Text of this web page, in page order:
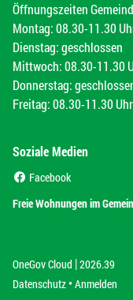
Öffnungszeiten
Montag: 08.30-11.30
Dienstag: geschlossen
Mittwoch: 08.30-11.30
Donnerstag:
Freitag: 08.30-11.30
Soziale Medien
Facebook
Freie Wohnungen im
OneGov Cloud (External Link)
|2026.39
Datenschutz (External Link)
Anmelden